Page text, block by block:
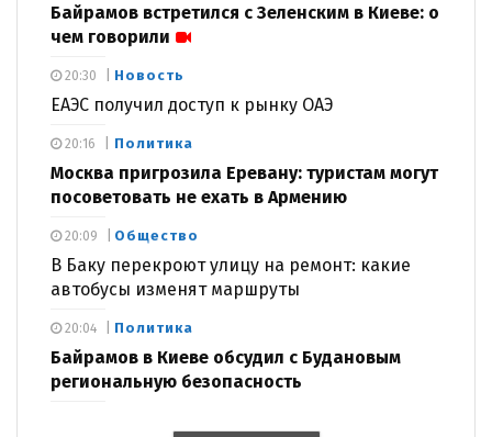
Байрамов встретился с Зеленским в Киеве: о
чем говорили
Новость
ЕАЭС получил доступ к рынку ОАЭ
20:30
Политика
Москва пригрозила Еревану: туристам могут
посоветовать не ехать в Армению
20:16
Общество
В Баку перекроют улицу на ремонт: какие
автобусы изменят маршруты
20:09
Политика
Байрамов в Киеве обсудил с Будановым
региональную безопасность
20:04